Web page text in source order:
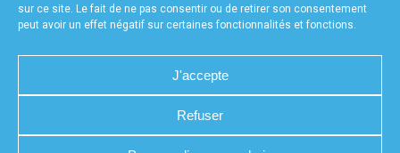
sur ce site. Le fait de ne pas consentir ou de retirer son consentement
peut avoir un effet négatif sur certaines fonctionnalités et fonctions.
J'accepte
Refuser